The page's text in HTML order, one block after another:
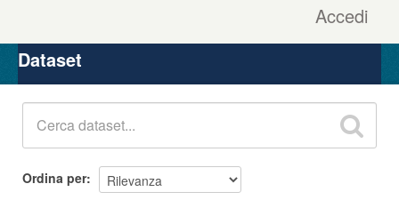
Accedi
Organizzazioni
Gruppi
Dataset
Ordina per